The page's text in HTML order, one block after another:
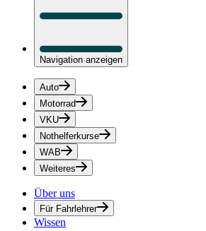
Navigation anzeigen
Auto
Motorrad
VKU
Nothelferkurse
WAB
Weiteres
Über uns
Für Fahrlehrer
Wissen